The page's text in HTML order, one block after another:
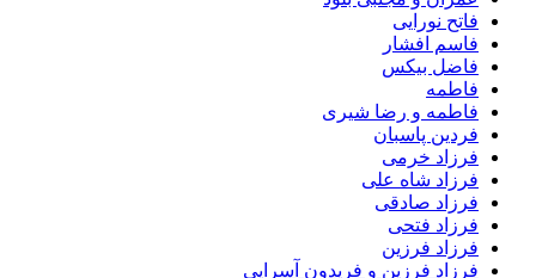
فاتح نورایی
فاسم افشار
فاضل بیکس
فاطمه
فاطمه و رضا شیری
فردین پاسبان
فرزاد خرمی
فرزاد شاه علی
فرزاد صادقى
فرزاد فتحی
فرزاد فرزین
فرزاد فرزین و فریدون آسرایی